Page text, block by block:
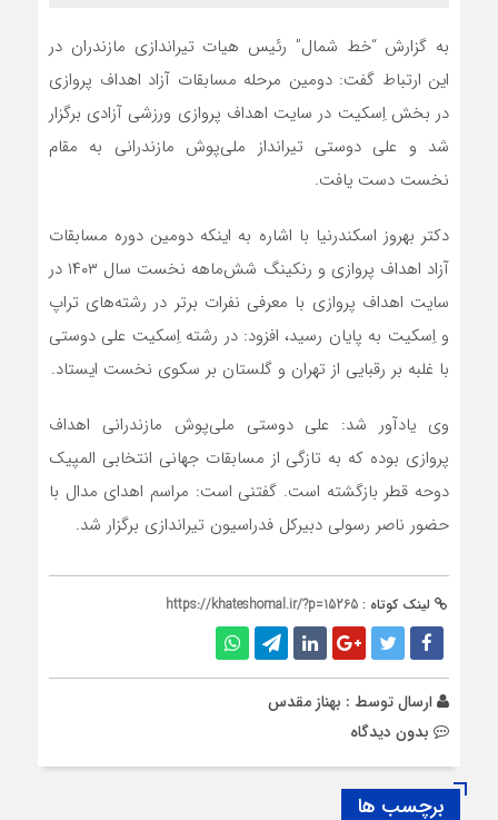
به گزارش “خط شمال” رئیس هیات تیراندازی مازندران در
این ارتباط گفت: دومین مرحله مسابقات آزاد اهداف پروازی
در بخش اِسکیت در سایت اهداف پروازی ورزشی آزادی برگزار
شد و علی دوستی تیرانداز ملی‌پوش مازندرانی به مقام
نخست دست یافت.
دکتر بهروز اسکندرنیا با اشاره به اینکه دومین دوره مسابقات
آزاد اهداف پروازی و رنکینگ شش‌ماهه نخست سال ۱۴۰۳ در
سایت اهداف پروازی با معرفی نفرات برتر در رشته‌های تراپ
و اِسکیت به پایان رسید، افزود: در رشته اِسکیت علی دوستی
با غلبه بر رقبایی از تهران و گلستان بر سکوی نخست ایستاد.
وی یادآور شد: علی دوستی ملی‌پوش مازندرانی اهداف
پروازی بوده که به تازگی از مسابقات جهانی انتخابی المپیک
دوحه قطر بازگشته است. گفتنی است: مراسم اهدای مدال با
حضور ناصر رسولی دبیرکل فدراسیون تیراندازی برگزار شد.
لینک کوتاه : https://khateshomal.ir/?p=15265
ارسال توسط : بهناز مقدس
بدون دیدگاه
برچسب ها